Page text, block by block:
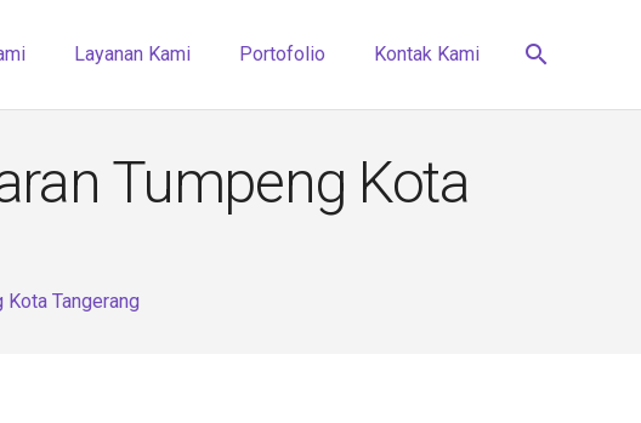
Layanan Kami Portofolio Kontak Kami search
Tumpeng Kota
Tangerang